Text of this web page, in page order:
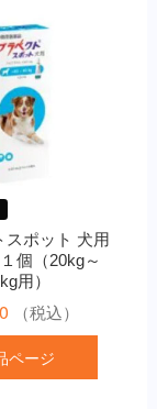
スポット 犬用
個（20kg～
用）
（税込）
ページ